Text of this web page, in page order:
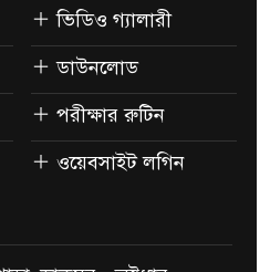
ভিডিও গ্যালারী
ডাউনলোড
পরীক্ষার রুটিন
ওয়েবসাইট লগিন